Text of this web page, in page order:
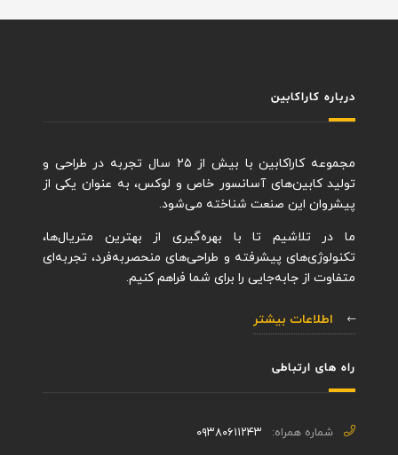
درباره کاراکابین
مجموعه کاراکابین با بیش از ۲۵ سال تجربه در طراحی و
تولید کابین‌های آسانسور خاص و لوکس، به عنوان یکی از
پیشروان این صنعت شناخته می‌شود.
ما در تلاشیم تا با بهره‌گیری از بهترین متریال‌ها،
تکنولوژی‌های پیشرفته و طراحی‌های منحصربه‌فرد، تجربه‌ای
متفاوت از جابه‌جایی را برای شما فراهم کنیم.
راه های ارتباطی
شماره همراه: ۰۹۳۸۰۶۱۱۲۴۳